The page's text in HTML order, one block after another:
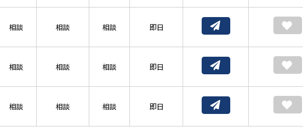
相談 相談 相談 即日
相談 相談 相談 即日
相談 相談 相談 即日